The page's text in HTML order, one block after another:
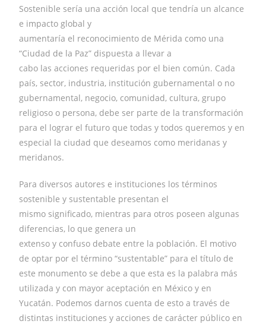
Sostenible sería una acción local que tendría un alcance
e impacto global y
aumentaría el reconocimiento de Mérida como una
“Ciudad de la Paz” dispuesta a llevar a
cabo las acciones requeridas por el bien común. Cada
país, sector, industria, institución gubernamental o no
gubernamental, negocio, comunidad, cultura, grupo
religioso o persona, debe ser parte de la transformación
para el lograr el futuro que todas y todos queremos y en
especial la ciudad que deseamos como meridanas y
meridanos.
Para diversos autores e instituciones los términos
sostenible y sustentable presentan el
mismo significado, mientras para otros poseen algunas
diferencias, lo que genera un
extenso y confuso debate entre la población. El motivo
de optar por el término “sustentable” para el título de
este monumento se debe a que esta es la palabra más
utilizada y con mayor aceptación en México y en
Yucatán. Podemos darnos cuenta de esto a través de
distintas instituciones y acciones de carácter público en